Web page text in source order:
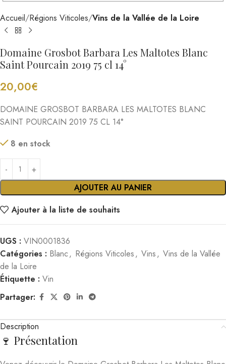
Accueil Régions Viticoles Vins de la Vallée de la Loire
Domaine Grosbot Barbara Les Maltotes Blanc
Saint Pourcain 2019 75 cl 14°
20,00€
DOMAINE GROSBOT BARBARA LES MALTOTES BLANC
SAINT POURCAIN 2019 75 CL 14°
8 en stock
AJOUTER AU PANIER
Ajouter à la liste de souhaits
UGS : VIN0001836
Catégories : Blanc, Régions Viticoles, Vins, Vins de la Vallée
de la Loire
Étiquette : Vin
Partager:
Description
🍷 Présentation